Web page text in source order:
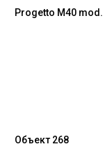
Progetto M40 mod.
Объект 268